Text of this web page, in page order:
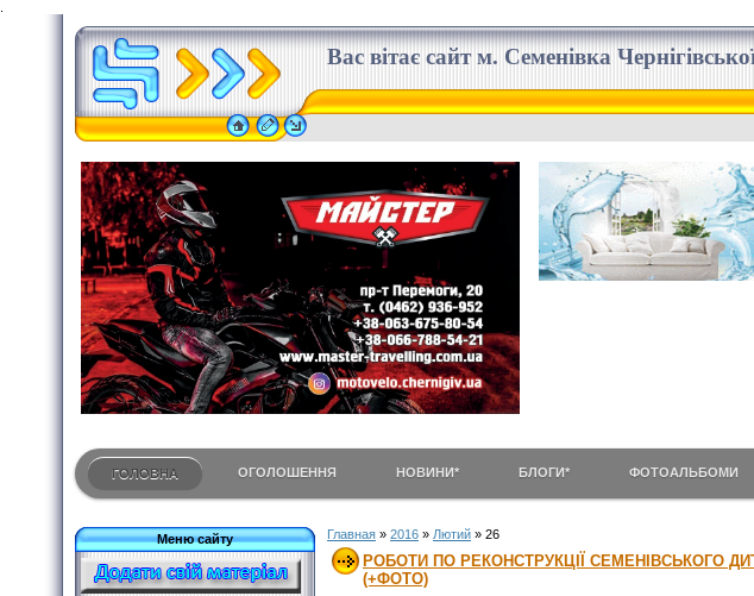
Вас вітає сайт м. Семенівка
ГОЛОВНА ОГОЛОШЕННЯ НОВИНИ* БЛОГИ* ФОТОАЛЬБОМИ
Меню сайту Главная » 2016 » Лютий » 26
РОБОТИ ПО РЕКОНСТРУКЦІЇ СЕМЕНІВСЬКОГО
(+ФОТО)